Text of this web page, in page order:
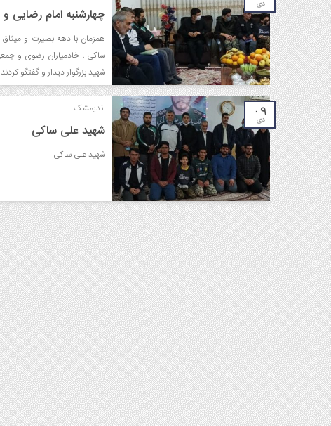
دی
چهارشنبه امام رضایی
همزمان با دهه بصیرت و
ساکی ، خادمیاران رضوی و
شهید بزرگوار دیدار و گفتگو کردند.
۰۹
دی
اندیمشک
شهید علی ساکی
شهید علی ساکی